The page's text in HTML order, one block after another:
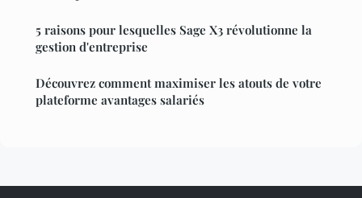
5 raisons pour lesquelles Sage X3 révolutionne la
gestion d'entreprise
Découvrez comment maximiser les atouts de votre
plateforme avantages salariés